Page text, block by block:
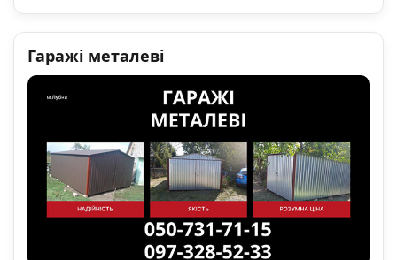
Гаражі металеві